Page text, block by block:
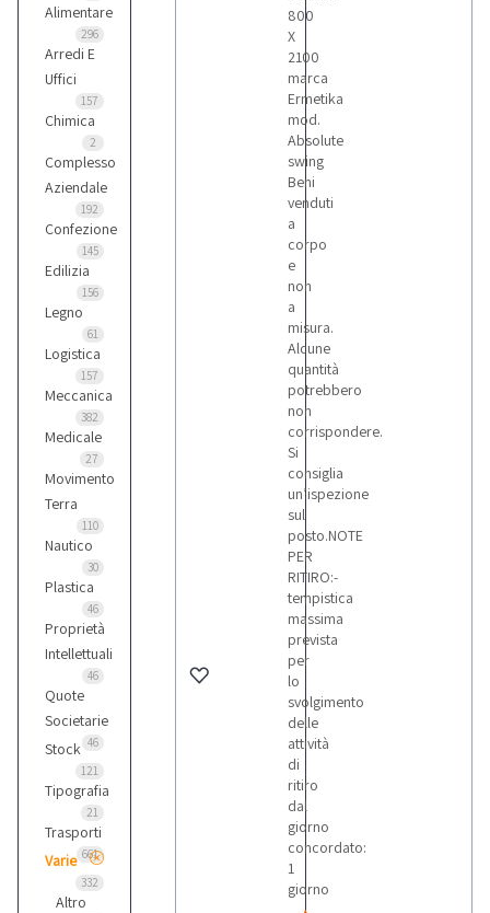
Alimentare
296
Arredi E
Uffici
157
Chimica
2
Complesso
Aziendale
192
Confezione
145
Edilizia
156
Legno
61
Logistica
157
Meccanica
382
Medicale
27
Movimento
Terra
110
Nautico
30
Plastica
46
Proprietà
Intellettuali
46
Quote
Societarie
46
Stock
121
Tipografia
21
Trasporti
661
Varie
332
Altro
800
X
2100
marca
Ermetika
mod.
Absolute
swing
Beni
venduti
a
corpo
e
non
a
misura.
Alcune
quantità
potrebbero
non
corrispondere.
Si
consiglia
un’ispezione
sul
posto.NOTE
PER
RITIRO:-
tempistica
massima
prevista
per
lo
svolgimento
delle
attività
di
ritiro
dal
giorno
concordato:
1
giorno